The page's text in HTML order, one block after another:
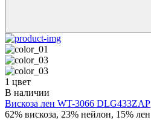
1 цвет
В наличии
Вискоза лен WT-3066 DLG433ZAP
62% вискоза, 23% нейлон, 15% лен